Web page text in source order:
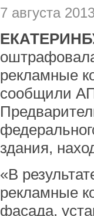
7 августа
оштрафовала
рекламные
сообщили
здания,
«В
рекламные
фасада,